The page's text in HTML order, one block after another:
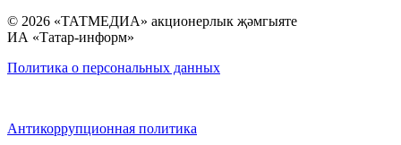
© 2026 «ТАТМЕДИА» акционерлык җәмгыяте
ИА «Татар-информ»
Политика о персональных данных
Антикоррупционная политика